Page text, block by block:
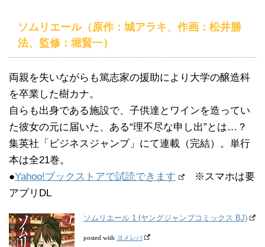
ソムリエール（原作：城アラキ、作画：松井勝
法、監修：堀賢一）
両親を失いながらも篤志家の援助により大学の醸造科
を卒業した樹カナ。
自らも出身である施設で、子供達とワインを造ってい
た彼女の元に届いた、ある“理不尽な申し出”とは…？
集英社「ビジネスジャンプ」にて連載（完結）。単行
本は全21巻。
●Yahoo!ブックストアで試読できます
※スマホは要
アプリDL
ソムリエール 1 (ヤングジャンプコミックス BJ)
posted with ヨメレバ